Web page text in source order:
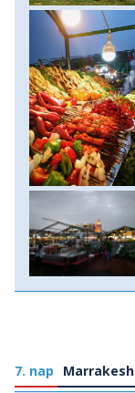
7. nap Marrakesh